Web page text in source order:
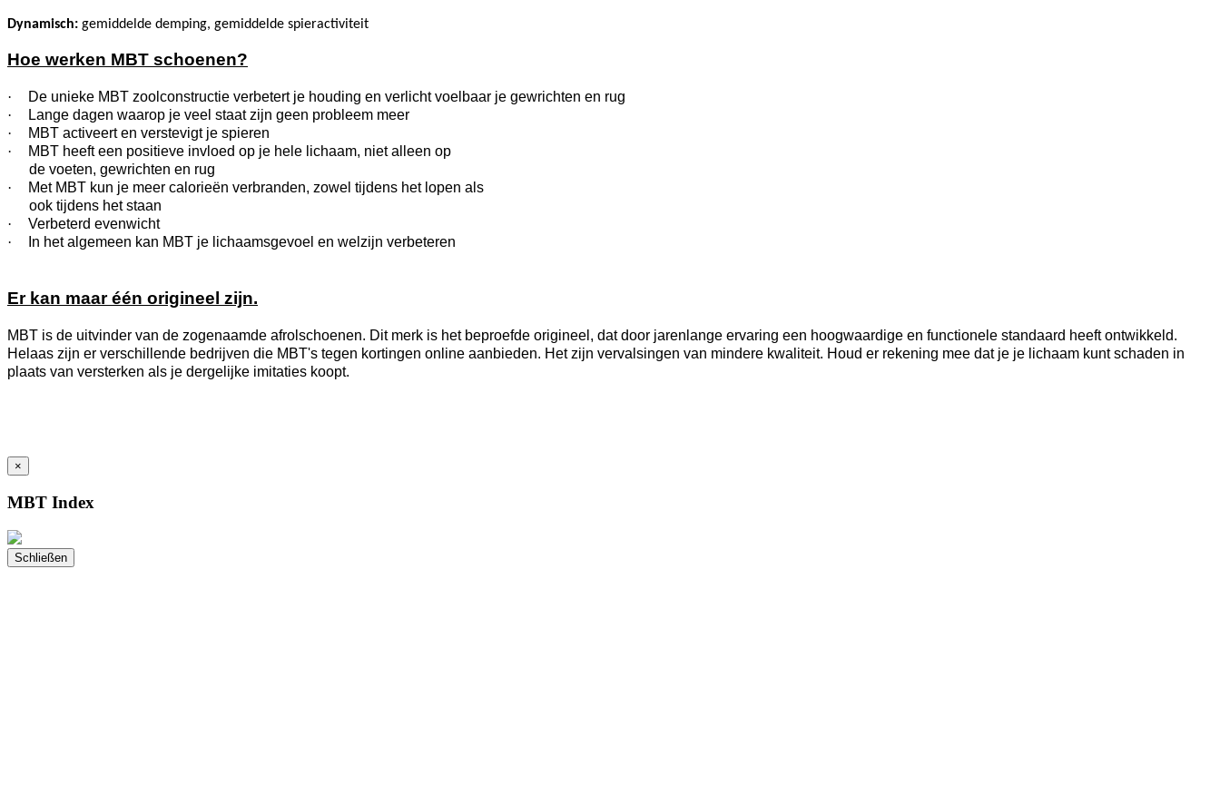
Dynamisch: gemiddelde demping, gemiddelde spieractiviteit
Hoe werken MBT schoenen?
·
De unieke MBT zoolconstructie verbetert je houding en verlicht voelbaar je gewrichten en rug
·
Lange dagen waarop je veel staat zijn geen probleem meer
·
MBT activeert en verstevigt je spieren
·
MBT heeft een positieve invloed op je hele lichaam, niet alleen op
de voeten, gewrichten en rug
·
Met MBT kun je meer calorieën verbranden, zowel tijdens het lopen als
ook tijdens het staan
·
Verbeterd evenwicht
·
In het algemeen kan MBT je lichaamsgevoel en welzijn verbeteren
Er kan maar één origineel zijn.
MBT is de uitvinder van de zogenaamde afrolschoenen. Dit merk is het beproefde origineel, dat door jarenlange ervaring een hoogwaardige en functionele standaard heeft ontwikkeld.
Helaas zijn er verschillende bedrijven die MBT's tegen kortingen online aanbieden. Het zijn vervalsingen van mindere kwaliteit. Houd er rekening mee dat je je lichaam kunt schaden in
plaats van versterken als je dergelijke imitaties koopt.
×
MBT Index
Schließen